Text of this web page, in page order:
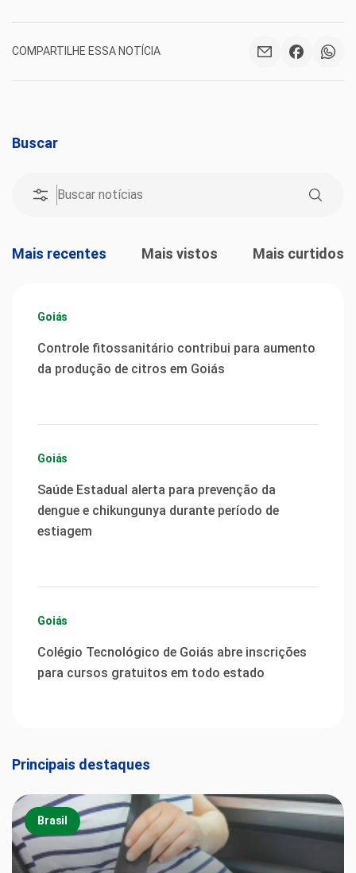
COMPARTILHE ESSA NOTÍCIA
Buscar
Mais recentes Mais vistos Mais curtidos
Goiás
Controle fitossanitário contribui para aumento
da produção de citros em Goiás
Goiás
Saúde Estadual alerta para prevenção da
dengue e chikungunya durante período de
estiagem
Goiás
Colégio Tecnológico de Goiás abre inscrições
para cursos gratuitos em todo estado
Principais destaques
Brasil